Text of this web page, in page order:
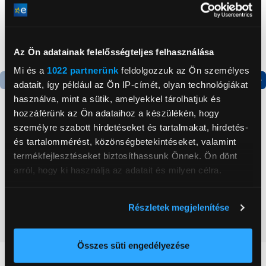
Az Ön adatainak felelősségteljes felhasználása
Mi és a 1022 partnerünk feldolgozzuk az Ön személyes
adatait, így például az Ön IP-címét, olyan technológiákat
használva, mint a sütik, amelyekkel tárolhatjuk és
hozzáférünk az Ön adataihoz a készülékén, hogy
személyre szabott hirdetéseket és tartalmakat, hirdetés-
és tartalommérést, közönségbetekintéseket, valamint
termékfejlesztéseket biztosíthassunk Önnek. Ön dönt
arról, hogy ki használja az adatait és milyen célra.
elhelyezkedéséről pár méteres pontossággal
Az Ön készülékén beazonosítása annak konkrét
Részletek megjelenítése
Összes süti engedélyezése
Termék adatlap
Xiaomi Redmi 15
6/128GB Okostelefon,
éjfekete
54 990 Ft
Gigapack Xiaomi Redmi
Note 13 Pro Plus 5G
Szilikon tok, fekete
(153872)
1 899 Ft
Vásárlói vélemények(1)